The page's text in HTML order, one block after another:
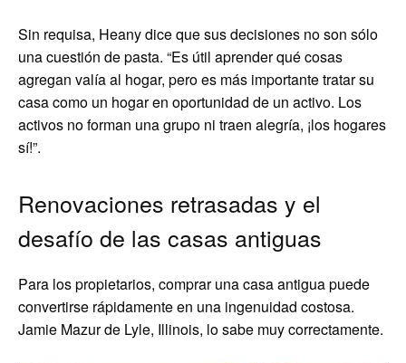
Sin requisa, Heany dice que sus decisiones no son sólo
una cuestión de pasta. “Es útil aprender qué cosas
agregan valía al hogar, pero es más importante tratar su
casa como un hogar en oportunidad de un activo. Los
activos no forman una grupo ni traen alegría, ¡los hogares
sí!”.
Renovaciones retrasadas y el
desafío de las casas antiguas
Para los propietarios, comprar una casa antigua puede
convertirse rápidamente en una ingenuidad costosa.
Jamie Mazur de Lyle, Illinois, lo sabe muy correctamente.